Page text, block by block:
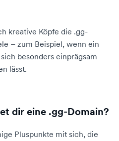
kreative Köpfe die .gg-
– zum Beispiel, wenn ein
besonders einprägsam
lässt.
dir eine .gg-Domain?
Pluspunkte mit sich, die